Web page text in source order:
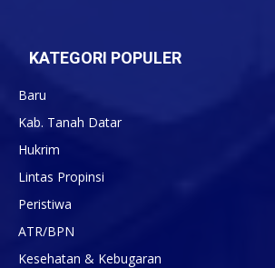
KATEGORI POPULER
Baru
Kab. Tanah Datar
Hukrim
Lintas Propinsi
Peristiwa
ATR/BPN
Kesehatan & Kebugaran